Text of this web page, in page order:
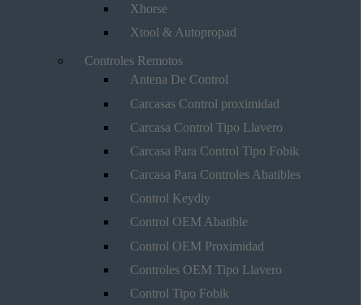
Xhorse
Xtool & Autopropad
Controles Remotos
Antena De Control
Carcasas Control proximidad
Carcasa Control Tipo Llavero
Carcasa Para Control Tipo Fobik
Carcasa Para Controles Abatibles
Control Keydiy
Control OEM Abatible
Control OEM Proximidad
Controles OEM Tipo Llavero
Control Tipo Fobik